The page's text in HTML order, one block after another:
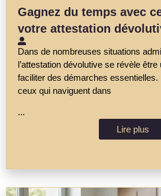
Gagnez du temps avec
votre attestation
Dans de nombreuses situations
l’attestation dévolutive se révèle
faciliter des démarches essentielles.
ceux qui naviguent dans
...
Lire plus